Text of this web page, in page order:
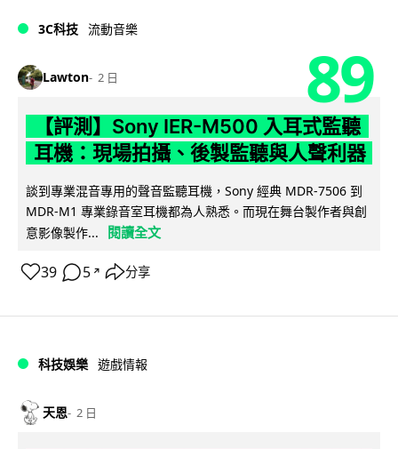
3C科技 流動音樂
Lawton 2 日 89
【評測】Sony IER-M500 入耳式監聽
耳機：現場拍攝、後製監聽與人聲利器
談到專業混音專用的聲音監聽耳機，Sony 經典 MDR-7506 到
MDR-M1 專業錄音室耳機都為人熟悉。而現在舞台製作者與創
意影像製作...
閱讀全文
39 5 ↗ 分享
科技娛樂 遊戲情報
天恩 2 日